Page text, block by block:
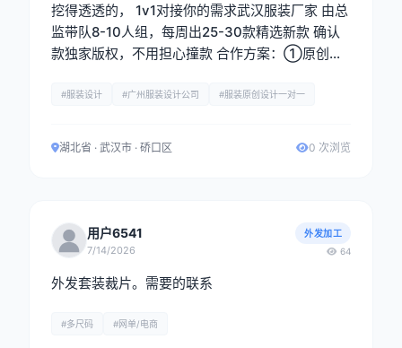
挖得透透的， 1v1对接你的需求武汉服装厂家 由总
监带队8-10人组，每周出25-30款精选新款 确认
款独家版权，不用担心撞款 合作方案：①原创设
#服装设计 #广州服装设计公司 #服装原创设计一对一
湖北省 · 武汉市 · 硚口区 0 次浏览
用户6541
7/14/2026
外发加工
64
外发套装裁片。需要的联系
#多尺码 #网单/电商